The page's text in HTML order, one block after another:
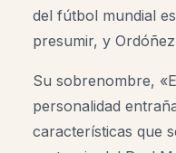
del fútbol mundial
presumir, y
Su sobrenombre,
personalidad
características que